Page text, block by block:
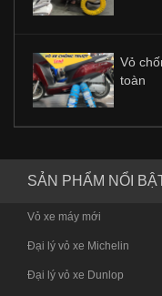
Vỏ
toàn
SẢN PHẨM NỔI
Vỏ xe máy mới
Đại lý vỏ xe Michelin
Đại lý vỏ xe Dunlop